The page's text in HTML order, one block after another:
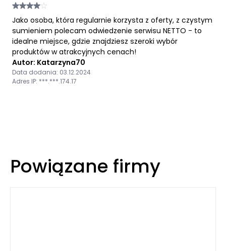
Jako osoba, która regularnie korzysta z oferty, z czystym
sumieniem polecam odwiedzenie serwisu NETTO - to
idealne miejsce, gdzie znajdziesz szeroki wybór
produktów w atrakcyjnych cenach!
Autor: Katarzyna70
Data dodania: 03.12.2024
Adres IP: ***.***.174.17
Powiązane firmy